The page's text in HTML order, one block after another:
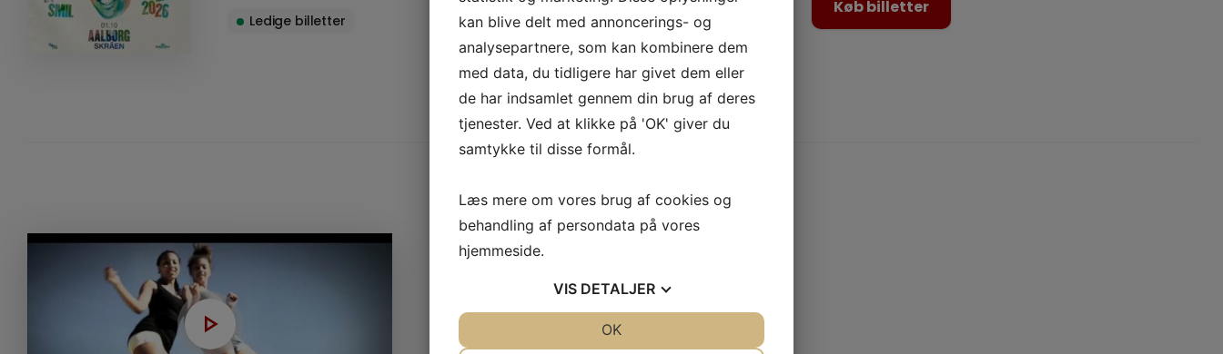
Ledige billetter 19:00 Køb billetter
kan blive delt med annoncerings- og
analysepartnere, som kan kombinere dem
med data, du tidligere har givet dem eller
de har indsamlet gennem din brug af deres
tjenester. Ved at klikke på 'OK' giver du
samtykke til disse formål.
Læs mere om vores brug af cookies og
behandling af persondata på vores
hjemmeside.
VIS DETALJER
OK